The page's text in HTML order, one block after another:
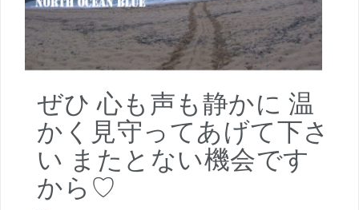
ぜひ 心も声も静かに 温
かく見守ってあげて下さ
い またとない機会です
から♡